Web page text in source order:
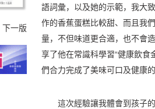
下一版
語詞彙，以及她的示範，我大
作的香蕉蛋糕比較甜、而且我
量，不但味道更合適，也不會
享了他在常識科學習“健康飲
們合力完成了美味可口及健康
這次經驗讓我體會到孩子